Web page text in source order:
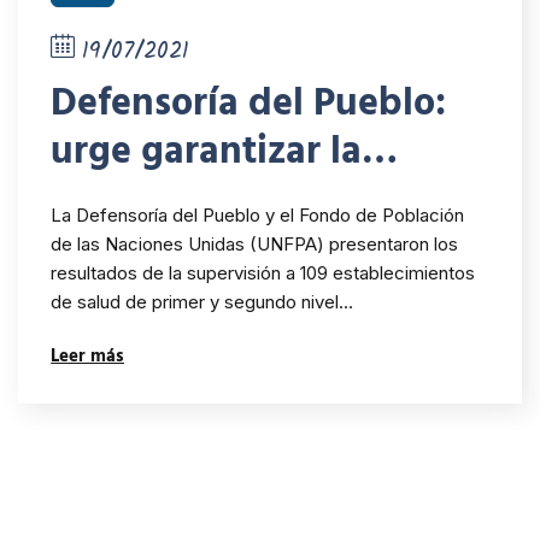
19/07/2021
Defensoría del Pueblo:
urge garantizar la
atención integral de
salud a niñas y
adolescentes víctimas de
violencia sexual
La Defensoría del Pueblo y el Fondo de Población
de las Naciones Unidas (UNFPA) presentaron los
resultados de la supervisión a 109 establecimientos
de salud de primer y segundo nivel…
Leer más